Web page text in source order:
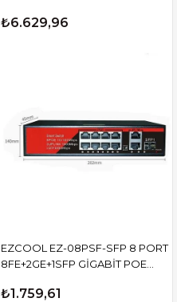
₺6.629,96
EZCOOL EZ-08PSF-SFP 8 PORT
8FE+2GE+1SFP GİGABİT POE
₺1.759,61